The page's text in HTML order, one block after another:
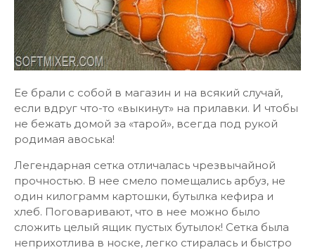
Ее брали с собой в магазин и на всякий случай,
если вдруг что-то «выкинут» на прилавки. И чтобы
не бежать домой за «тарой», всегда под рукой
родимая авоська!
Легендарная сетка отличалась чрезвычайной
прочностью. В нее смело помещались арбуз, не
один килограмм картошки, бутылка кефира и
хлеб. Поговаривают, что в нее можно было
сложить целый ящик пустых бутылок! Сетка была
неприхотлива в носке, легко стиралась и быстро